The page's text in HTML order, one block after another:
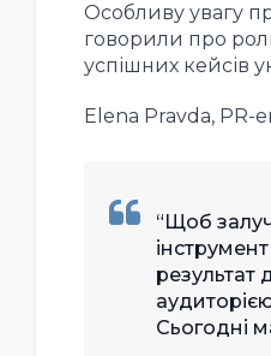
Особливу увагу
говорили про
успішних кейсів
Elena Pravda, PR-
Щоб
результат
Сьогодні